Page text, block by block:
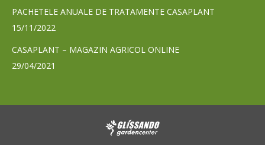
PACHETELE ANUALE DE TRATAMENTE CASAPLANT
15/11/2022
CASAPLANT – MAGAZIN AGRICOL ONLINE
29/04/2021